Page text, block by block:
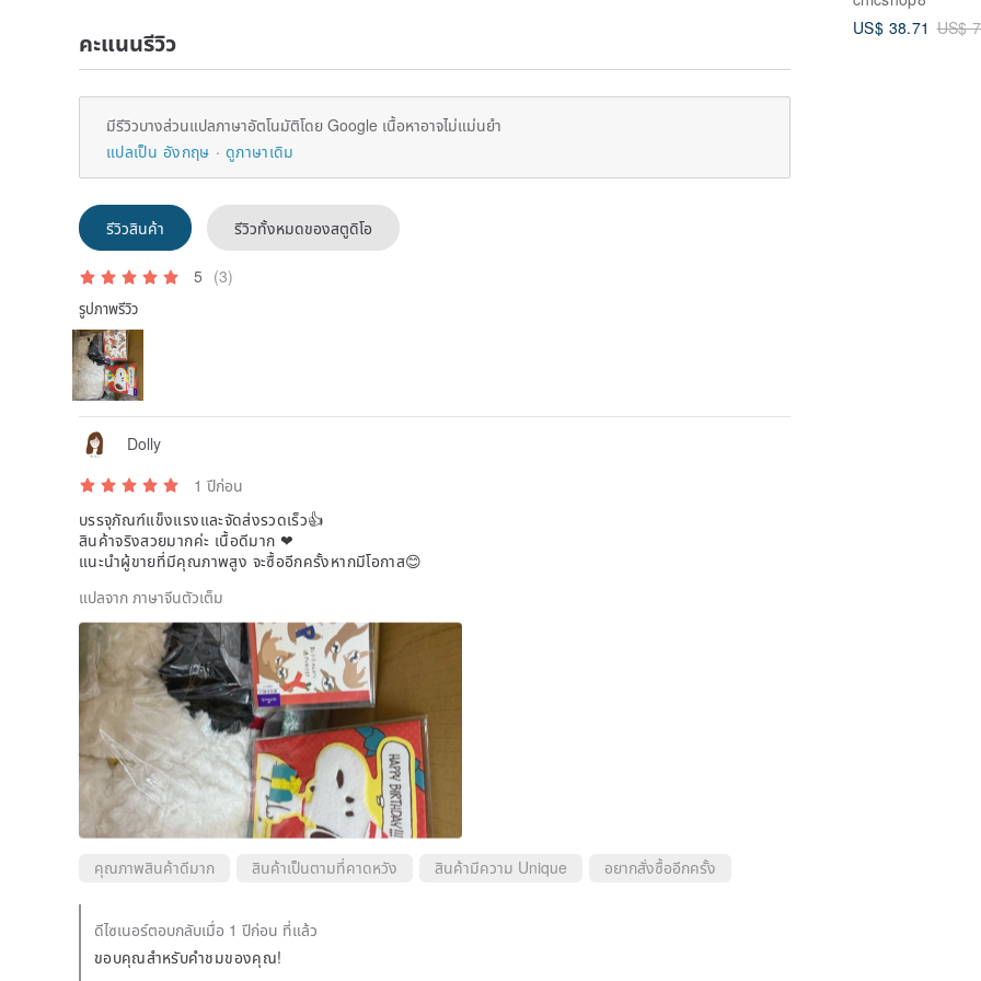
Sweatshirt Thick
Long-Sleeved
US$ 38.71 US$
คะแนนรีวิว
มีรีวิวบางส่วนแปลภาษาอัตโนมัติโดย Google เนื้อหาอาจไม่แม่นยำ
แปลเป็น อังกฤษ
ดูภาษาเดิม
รีวิวสินค้า รีวิวทั้งหมดของสตูดิโอ
5 (3)
รูปภาพรีวิว
Dolly
1 ปีก่อน
บรรจุภัณฑ์แข็งแรงและจัดส่งรวดเร็ว👍
สินค้าจริงสวยมากค่ะ เนื้อดีมาก ❤
แนะนำผู้ขายที่มีคุณภาพสูง จะซื้ออีกครั้งหากมีโอกาส😊
แปลจาก ภาษาจีนตัวเต็ม
คุณภาพสินค้าดีมาก สินค้าเป็นตามที่คาดหวัง สินค้ามีความ Unique อยากสั่งซื้ออีกครั้ง
ดีไซเนอร์ตอบกลับเมื่อ 1 ปีก่อน ที่แล้ว
ขอบคุณสำหรับคำชมของคุณ!